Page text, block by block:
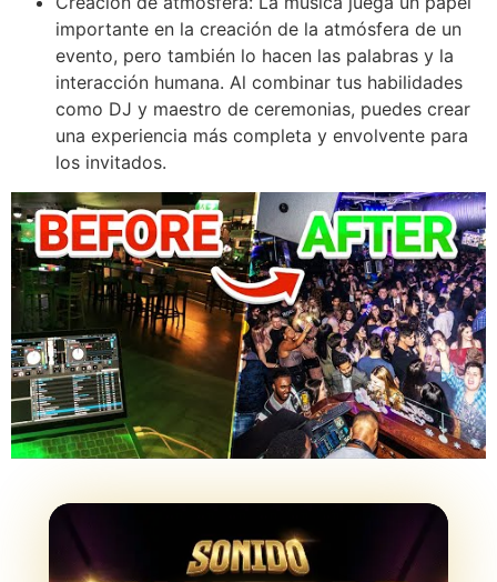
importante en la creación de la atmósfera de un
evento, pero también lo hacen las palabras y la
interacción humana. Al combinar tus habilidades
como DJ y maestro de ceremonias, puedes crear
una experiencia más completa y envolvente para
los invitados.